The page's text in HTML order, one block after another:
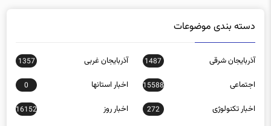
دسته بندی موضوعات
آذربایجان شرقی 1487 آذربایجان غربی 1357
اجتماعی 15588 اخبار استانها 0
اخبار تکنولوژی 272 اخبار روز 16152